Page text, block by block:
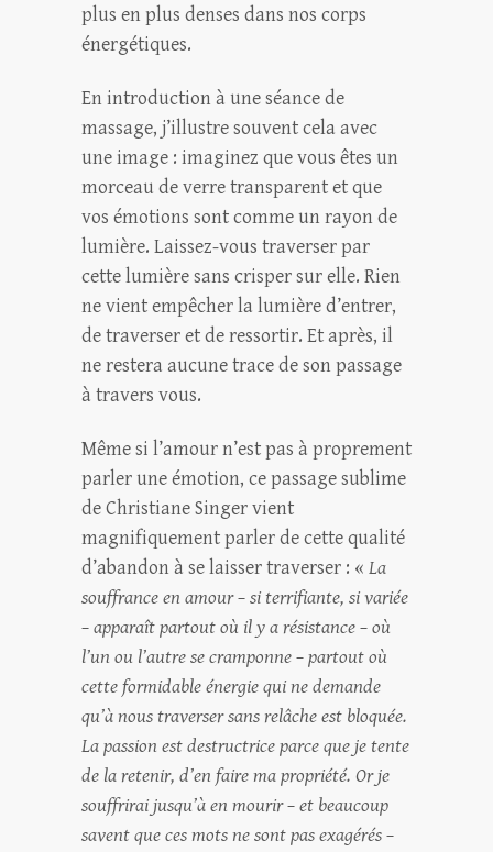
plus en plus denses dans nos corps
énergétiques.
En introduction à une séance de
massage, j’illustre souvent cela avec
une image : imaginez que vous êtes un
morceau de verre transparent et que
vos émotions sont comme un rayon de
lumière. Laissez-vous traverser par
cette lumière sans crisper sur elle. Rien
ne vient empêcher la lumière d’entrer,
de traverser et de ressortir. Et après, il
ne restera aucune trace de son passage
à travers vous.
Même si l’amour n’est pas à proprement
parler une émotion, ce passage sublime
de Christiane Singer vient
magnifiquement parler de cette qualité
d’abandon à se laisser traverser : « La
souffrance en amour – si terrifiante, si variée
– apparaît partout où il y a résistance – où
l’un ou l’autre se cramponne – partout où
cette formidable énergie qui ne demande
qu’à nous traverser sans relâche est bloquée.
La passion est destructrice parce que je tente
de la retenir, d’en faire ma propriété. Or je
souffrirai jusqu’à en mourir – et beaucoup
savent que ces mots ne sont pas exagérés –